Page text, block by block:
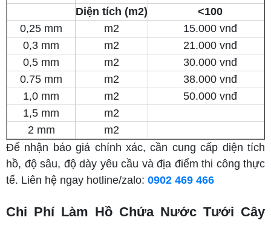
Diện tích (m2)
<100
0,25 mm
m2
15.000 vnđ
0,3 mm
m2
21.000 vnđ
0,5 mm
m2
30.000 vnđ
0.75 mm
m2
38.000 vnđ
1,0 mm
m2
50.000 vnđ
1,5 mm
m2
2 mm
m2
Để nhận báo giá chính xác, cần cung cấp diện tích
hồ, độ sâu, độ dày yêu cầu và địa điểm thi công thực
tế. Liên hệ ngay hotline/zalo: 0902 469 466
Chi Phí Làm Hồ Chứa Nước Tưới Cây